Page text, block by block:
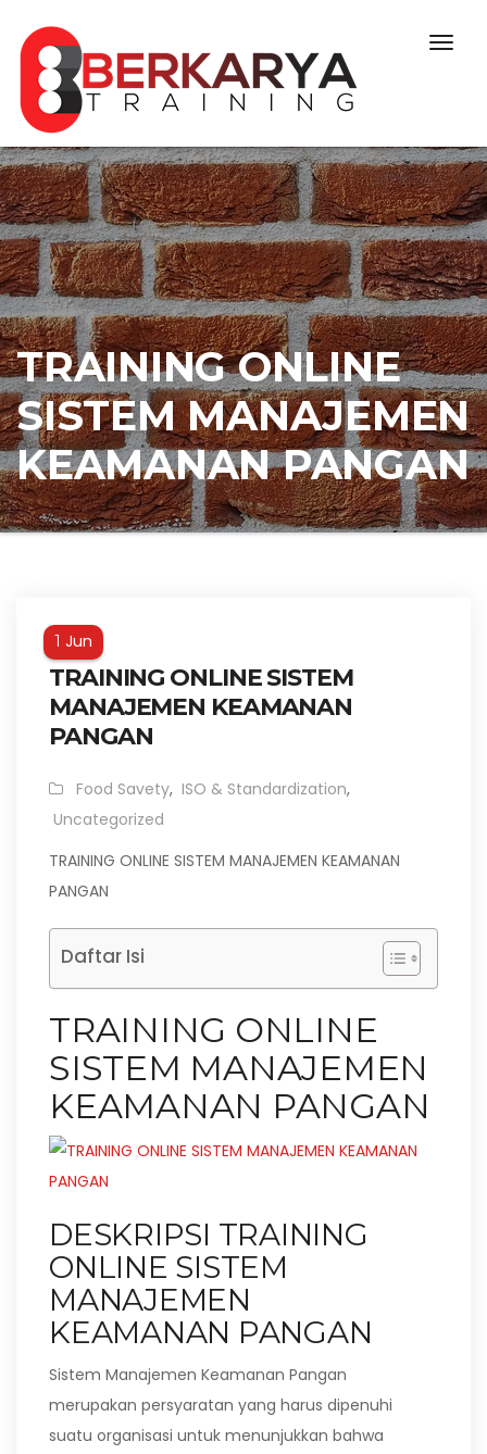
TRAINING ONLINE
SISTEM MANAJEMEN
KEAMANAN PANGAN
1 Jun
TRAINING ONLINE SISTEM
MANAJEMEN KEAMANAN
PANGAN
Food Savety, ISO & Standardization,
Uncategorized
TRAINING ONLINE SISTEM MANAJEMEN KEAMANAN
PANGAN
Daftar Isi
TRAINING ONLINE
SISTEM MANAJEMEN
KEAMANAN PANGAN
DESKRIPSI TRAINING
ONLINE SISTEM
MANAJEMEN
KEAMANAN PANGAN
Sistem Manajemen Keamanan Pangan
merupakan persyaratan yang harus dipenuhi
suatu organisasi untuk menunjukkan bahwa